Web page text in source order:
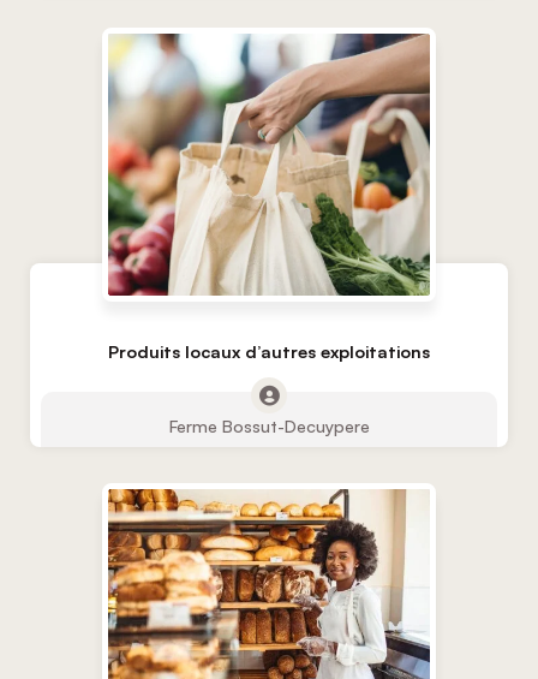
Produits locaux d’autres exploitations
Ferme Bossut-Decuypere